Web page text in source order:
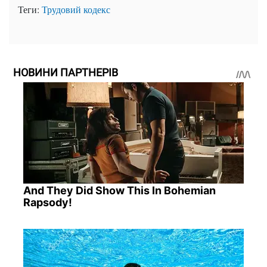
Теги: Трудовий кодекс
НОВИНИ ПАРТНЕРІВ
And They Did Show This In Bohemian
Rapsody!